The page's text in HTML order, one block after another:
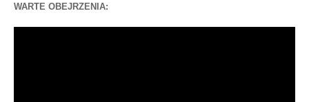
WARTE OBEJRZENIA: